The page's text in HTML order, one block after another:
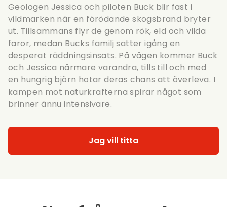
Geologen Jessica och piloten Buck blir fast i
vildmarken när en förödande skogsbrand bryter
ut. Tillsammans flyr de genom rök, eld och vilda
faror, medan Bucks familj sätter igång en
desperat räddningsinsats. På vägen kommer Buck
och Jessica närmare varandra, tills till och med
en hungrig björn hotar deras chans att överleva. I
kampen mot naturkrafterna spirar något som
brinner ännu intensivare.
Jag vill titta